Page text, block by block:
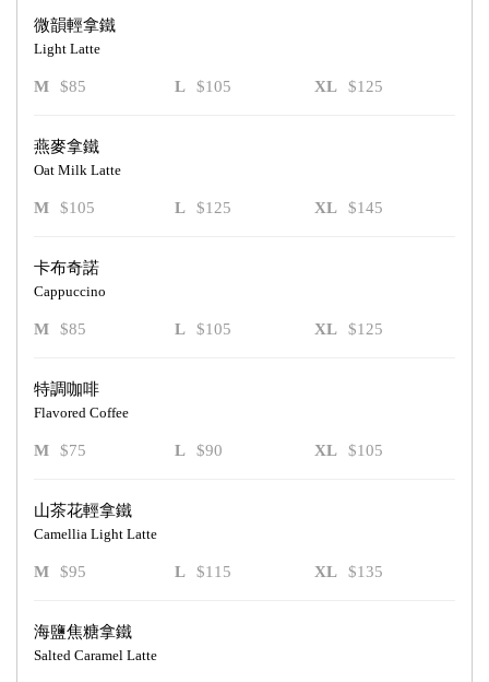
微韻輕拿鐵
Light Latte
M $85 L $105 XL $125
燕麥拿鐵
Oat Milk Latte
M $105 L $125 XL $145
卡布奇諾
Cappuccino
M $85 L $105 XL $125
特調咖啡
Flavored Coffee
M $75 L $90 XL $105
山茶花輕拿鐵
Camellia Light Latte
M $95 L $115 XL $135
海鹽焦糖拿鐵
Salted Caramel Latte